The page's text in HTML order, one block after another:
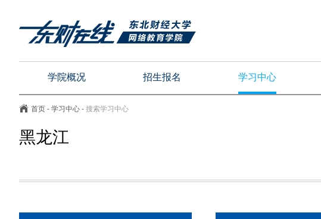
学院概况 招生报名 学习中心
首页 - 学习中心 - 搜索学习中心
黑龙江